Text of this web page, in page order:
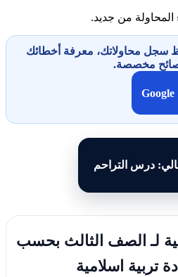
من جديد.
سجل محاولاتك، معرفة أخطائك
مخصصة.
درس التراحم
لـ الصف الثالث بحسب
تربية اسلامية